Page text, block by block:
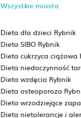
Wszystkie miasta
Dieta dla dzieci Rybnik
Dieta SIBO Rybnik
Dieta cukrzyca ciążowa
Dieta niedoczynność
Dieta wzdęcia Rybnik
Dieta osteoporoza
Dieta wrzodziejące
Dieta nietolerancje i